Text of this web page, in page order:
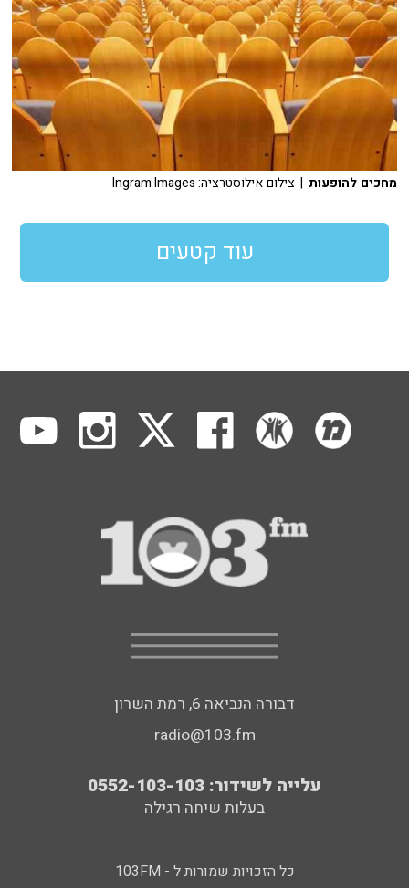
מחכים להופעות | צילום אילוסטרציה: Ingram Images
עוד קטעים
דבורה הנביאה 6, רמת השרון
radio@103.fm
עלייה לשידור: 0552-103-103
בעלות שיחה רגילה
כל הזכויות שמורות ל - 103FM